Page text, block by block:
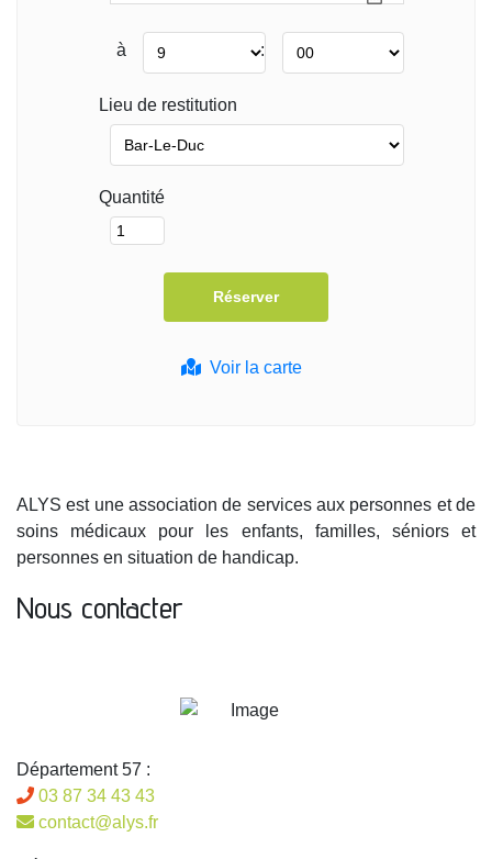
Voir la carte
à :
Lieu de restitution
Quantité
ALYS est une association de services aux personnes et de
soins médicaux pour les enfants, familles, séniors et
personnes en situation de handicap.
Nous contacter
Département 57 :
03 87 34 43 43
contact@alys.fr